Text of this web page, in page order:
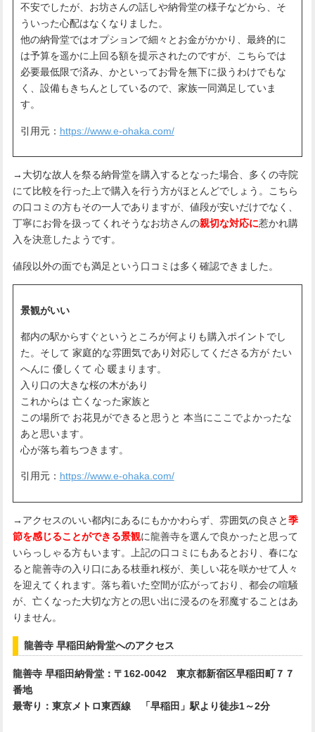
不安でしたが、お坊さんの話しや納骨堂の様子などから、そ
ういった心配はなくなりました。
他の納骨堂ではオプションで細々とお金がかかり、最終的に
は予算を遥かに上回る額を提示されたのですが、こちらでは
必要最低限で済み、かといってお骨を無下に扱うわけでもな
く、設備もきちんとしているので、家族一同満足していま
す。
引用元： https://www.e-ohaka.com/
→大切な故人を祭る納骨堂を購入するとなった場合、多くの寺院
にて比較を行った上で購入を行う方がほとんどでしょう。こちら
の口コミの方もその一人でありますが、値段が安いだけでなく、
丁寧にお骨を扱ってくれそうなお坊さんの親切な対応に惹かれ購
入を決意したようです。
値段以外の面でも満足という口コミは多く確認できました。
景観がいい
都内の駅からすぐというところが何よりも購入ポイントでし
た。そして 家庭的な雰囲気であり対応してくださる方が たい
へんに 優しくて 心 暖まります。
入り口の大きな桜の木があり
これからは 亡くなった家族と
この場所で お花見ができると思うと 本当にここでよかったな
あと思います。
心が落ち着ちつきます。
引用元： https://www.e-ohaka.com/
→アクセスのいい都内にあるにもかかわらず、雰囲気の良さと季
節を感じることができる景観に龍善寺を選んで良かったと思って
いらっしゃる方もいます。上記の口コミにもあるとおり、春にな
ると龍善寺の入り口にある枝垂れ桜が、美しい花を咲かせて人々
を迎えてくれます。落ち着いた空間が広がっており、都会の喧騒
が、亡くなった大切な方との思い出に浸るのを邪魔することはあ
りません。
龍善寺 早稲田納骨堂へのアクセス
龍善寺 早稲田納骨堂：〒162-0042 東京都新宿区早稲田町７７
番地
最寄り：東京メトロ東西線 「早稲田」駅より徒歩1～2分